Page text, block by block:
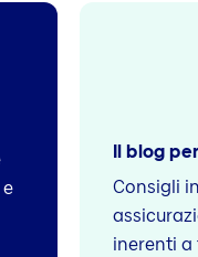
Il blog
Consigli
inerenti